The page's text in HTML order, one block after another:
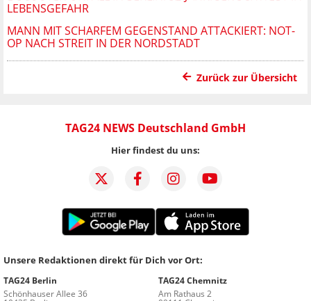
LEBENSGEFAHR
MANN MIT SCHARFEM GEGENSTAND ATTACKIERT: NOT-
OP NACH STREIT IN DER NORDSTADT
Zurück zur Übersicht
TAG24 NEWS Deutschland GmbH
Hier findest du uns:
Unsere Redaktionen direkt für Dich vor Ort:
TAG24 Berlin
Schönhauser Allee 36
TAG24 Chemnitz
Am Rathaus 2